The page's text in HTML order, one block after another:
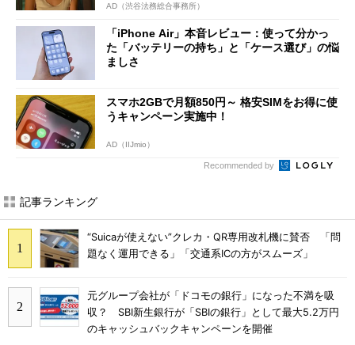
AD（渋谷法務総合事務所）
「iPhone Air」本音レビュー：使って分かっ
た「バッテリーの持ち」と「ケース選び」の悩
ましさ
スマホ2GBで月額850円～ 格安SIMをお得に使
うキャンペーン実施中！
AD（IIJmio）
Recommended by
記事ランキング
“Suicaが使えない”クレカ・QR専用改札機に賛否 「問
題なく運用できる」「交通系ICの方がスムーズ」
元グループ会社が「ドコモの銀行」になった不満を吸
収？ SBI新生銀行が「SBIの銀行」として最大5.2万円
のキャッシュバックキャンペーンを開催